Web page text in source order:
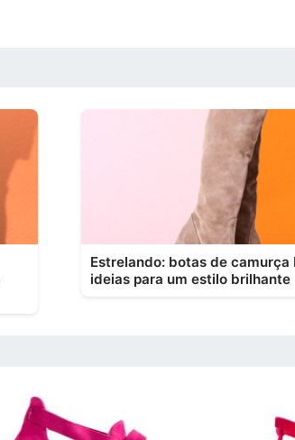
Estrelando: botas de camurça
ideias para um estilo brilhante